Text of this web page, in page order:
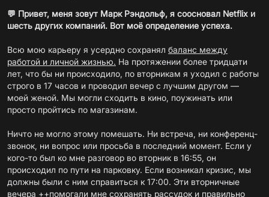
💬 Привет, меня зовут Марк Рэндольф, я соосновал Netflix и
шесть других компаний. Вот моё определение успеха.
Всю мою карьеру я усердно сохранял баланс между
работой и личной жизнью. На протяжении более тридцати
лет, что бы ни происходило, по вторникам я уходил с работы
строго в 17 часов и проводил вечер с лучшим другом —
моей женой. Мы могли сходить в кино, поужинать или
просто пройтись по магазинам.
Ничто не могло этому помешать. Ни встреча, ни конференц-
звонок, ни вопрос или просьба в последний момент. Если у
кого-то был ко мне разговор во вторник в 16:55, он
происходил по пути на парковку. Если возникал кризис, мы
должны были с ним справиться к 17:00. Эти вторничные
вечера ++помогали мне сохранять рассудок и правильно